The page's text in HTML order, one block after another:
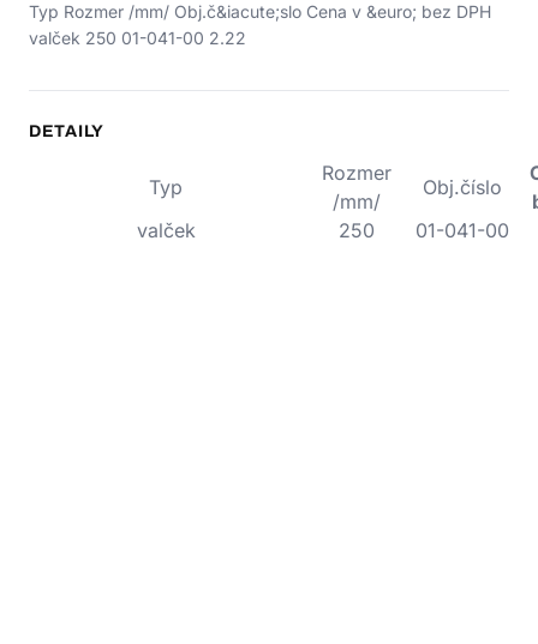
Typ Rozmer /mm/ Obj.č&iacute;slo Cena v &euro; bez DPH
valček 250 01-041-00 2.22
DETAILY
Typ
Rozmer
/mm/
Obj.číslo
valček
250 01-041-00